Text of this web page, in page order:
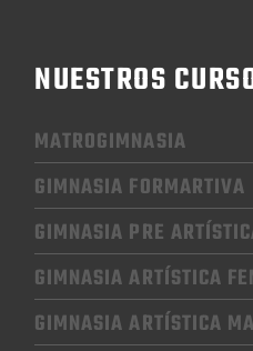
NUESTROS
MATROGIMNASIA
GIMNASIA FORMARTIVA
GIMNASIA PRE
GIMNASIA ARTÍSTICA
GIMNASIA ARTÍSTICA